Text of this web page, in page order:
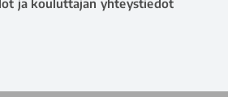
ja kouluttajan yhteystiedot